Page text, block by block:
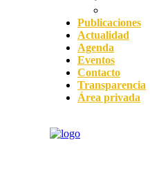
Publicaciones
Actualidad
Agenda
Eventos
Contacto
Transparencia
Área privada